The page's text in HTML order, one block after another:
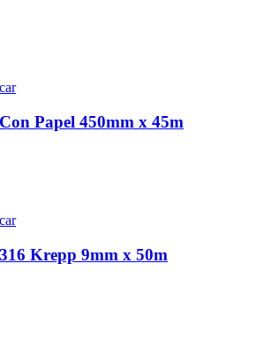
Papel 450mm x 45m
Krepp 9mm x 50m